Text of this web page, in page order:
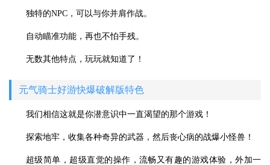
独特的NPC，可以与你并肩作战。
自动瞄准功能，再也不怕手残。
无数其他特点，玩玩就知道了！
元气骑士好游快爆破解版特色
我们相信这就是你潜意识中一直渴望的那个游戏！
探索地牢，收集各种奇异的武器，然后丧心病的战爆小怪兽！
超级简单，超级直觉的操作，流畅又有趣的游戏体验，外加一